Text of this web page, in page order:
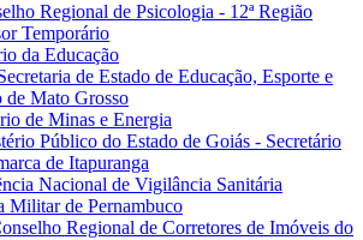
Regional de Psicologia - 12ª Região
Temporário
da Educação
de Estado de Educação, Esporte e
de Mato Grosso
de Minas e Energia
Público do Estado de Goiás - Secretário
de Itapuranga
Nacional de Vigilância Sanitária
Militar de Pernambuco
Regional de Corretores de Imóveis do